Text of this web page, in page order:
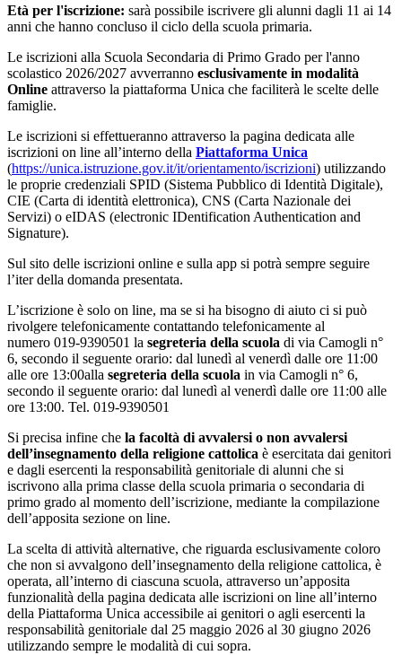
Età per l'iscrizione: sarà possibile iscrivere gli alunni dagli 11 ai 14
anni che hanno concluso il ciclo della scuola primaria.
Le iscrizioni alla Scuola Secondaria di Primo Grado per l'anno
scolastico 2026/2027 avverranno esclusivamente in modalità
Online attraverso la piattaforma Unica che faciliterà le scelte delle
famiglie.
Le iscrizioni si effettueranno attraverso la pagina dedicata alle
iscrizioni on line all’interno della Piattaforma Unica
(https://unica.istruzione.gov.it/it/orientamento/iscrizioni) utilizzando
le proprie credenziali SPID (Sistema Pubblico di Identità Digitale),
CIE (Carta di identità elettronica), CNS (Carta Nazionale dei
Servizi) o eIDAS (electronic IDentification Authentication and
Signature).
Sul sito delle iscrizioni online e sulla app si potrà sempre seguire
l’iter della domanda presentata.
L’iscrizione è solo on line, ma se si ha bisogno di aiuto ci si può
rivolgere telefonicamente contattando telefonicamente al
numero 019-9390501 la segreteria della scuola di via Camogli n°
6, secondo il seguente orario: dal lunedì al venerdì dalle ore 11:00
alle ore 13:00alla segreteria della scuola in via Camogli n° 6,
secondo il seguente orario: dal lunedì al venerdì dalle ore 11:00 alle
ore 13:00. Tel. 019-9390501
Si precisa infine che la facoltà di avvalersi o non avvalersi
dell’insegnamento della religione cattolica è esercitata dai genitori
e dagli esercenti la responsabilità genitoriale di alunni che si
iscrivono alla prima classe della scuola primaria o secondaria di
primo grado al momento dell’iscrizione, mediante la compilazione
dell’apposita sezione on line.
La scelta di attività alternative, che riguarda esclusivamente coloro
che non si avvalgono dell’insegnamento della religione cattolica, è
operata, all’interno di ciascuna scuola, attraverso un’apposita
funzionalità della pagina dedicata alle iscrizioni on line all’interno
della Piattaforma Unica accessibile ai genitori o agli esercenti la
responsabilità genitoriale dal 25 maggio 2026 al 30 giugno 2026
utilizzando sempre le modalità di cui sopra.